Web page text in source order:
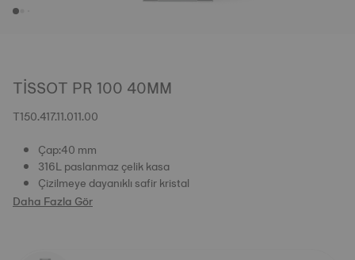
TISSOT PR 100 40MM
T150.417.11.011.00
Çap:40 mm
316L paslanmaz çelik kasa
Çizilmeye dayanıklı safir kristal
Daha Fazla Gör